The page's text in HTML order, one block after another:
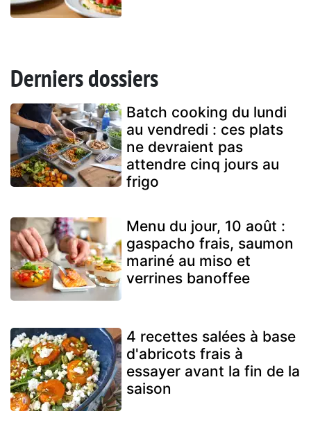
Derniers dossiers
Batch cooking du lundi
au vendredi : ces plats
ne devraient pas
attendre cinq jours au
frigo
Menu du jour, 10 août :
gaspacho frais, saumon
mariné au miso et
verrines banoffee
4 recettes salées à base
d'abricots frais à
essayer avant la fin de la
saison